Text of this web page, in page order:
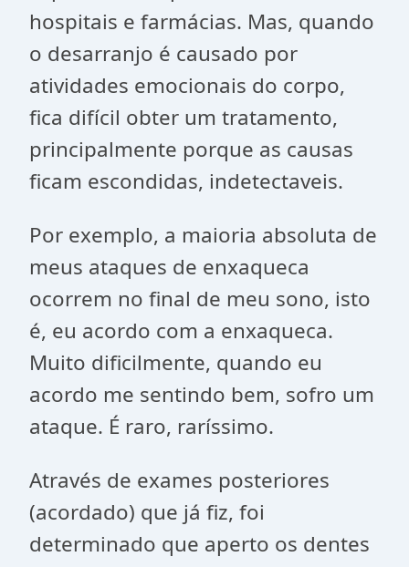
hospitais e farmácias. Mas, quando
o desarranjo é causado por
atividades emocionais do corpo,
fica difícil obter um tratamento,
principalmente porque as causas
ficam escondidas, indetectaveis.
Por exemplo, a maioria absoluta de
meus ataques de enxaqueca
ocorrem no final de meu sono, isto
é, eu acordo com a enxaqueca.
Muito dificilmente, quando eu
acordo me sentindo bem, sofro um
ataque. É raro, raríssimo.
Através de exames posteriores
(acordado) que já fiz, foi
determinado que aperto os dentes